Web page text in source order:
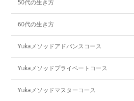
50代の生き方
60代の生き方
Yukaメソッドアドバンスコース
Yukaメソッドプライベートコース
Yukaメソッドマスターコース